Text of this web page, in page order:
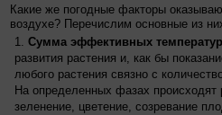
Какие же погодные факторы
воздухе? Перечислим основные из
Сумма эффективных
развития растения и, как бы
любого растения связно с
На определенных фазах происходят
зеленение, цветение, созревание